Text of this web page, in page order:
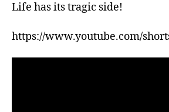
Life has its tragic side!